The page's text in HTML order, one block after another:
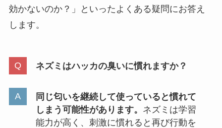
効かないのか？」といったよくある疑問にお答え
します。
ネズミはハッカの臭いに慣れますか？
同じ匂いを継続して使っていると慣れて
しまう可能性があります。 ネズミは学習
能力が高く、刺激に慣れると再び行動を